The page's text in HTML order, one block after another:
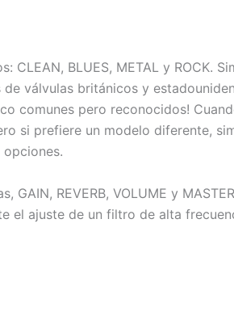
BLUES, METAL y ROCK.
válvulas británicos y
comunes pero reconocidos!
si prefiere un modelo diferente,
opciones.
REVERB, VOLUME y
el ajuste de un filtro de alta